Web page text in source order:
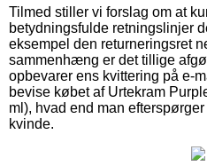
Tilmed stiller vi forslag om at
betydningsfulde retningslinjer
eksempel den returneringsret
sammenhæng er det tillige
opbevarer ens kvittering på e-
bevise købet af Urtekram
ml), hvad end man
kvinde.